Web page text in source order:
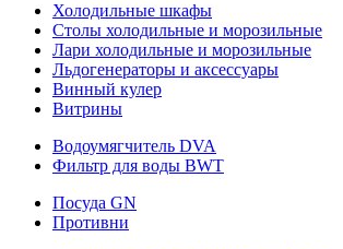
Холодильные шкафы
Столы холодильные и морозильные
Лари холодильные и морозильные
Льдогенераторы и аксессуары
Винный кулер
Витрины
Водоумягчитель DVA
Фильтр для воды BWT
Посуда GN
Противни